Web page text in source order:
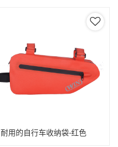
耐用的自行车收纳袋-红色